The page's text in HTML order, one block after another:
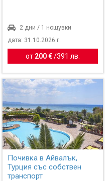
2 дни / 1 нощувки
дата: 31.10.2026 г.
от 200 €/391 лв.
Почивка в Айвалък,
Турция със собствен
транспорт